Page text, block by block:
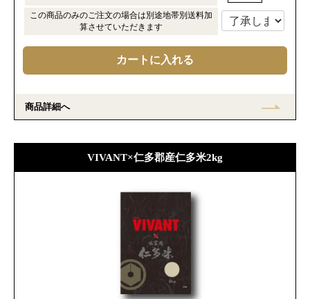
この商品のみのご注文の場合は別途地帯別送料加
算させていただきます
商品詳細へ
VIVANT×仁多郡産仁多米2kg